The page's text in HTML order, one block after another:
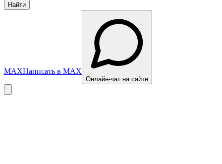
Найти
MAXНаписать в MAX
Онлайн-чат на сайте